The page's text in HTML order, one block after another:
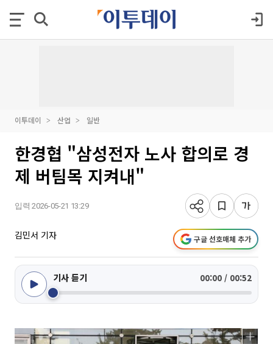
이투데이 산업 일반
한경협 "삼성전자 노사 합의로 경
제 버팀목 지켜내"
입력 2026-05-21 13:29
김민서 기자 구글 선호매체 추가
기사 듣기 00:00 / 00:52